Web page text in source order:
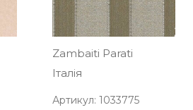
Zambaiti Parati
Італія
Артикул: 1033775